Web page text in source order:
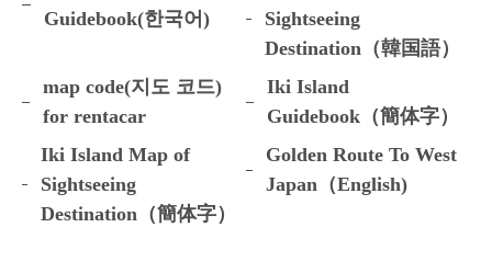
Guidebook(한국어)
Sightseeing
Destination（韓国語）
map code(지도 코드)
for rentacar
Iki Island
Guidebook（簡体字）
Iki Island Map of
Sightseeing
Destination（簡体字）
Golden Route To West
Japan（English)